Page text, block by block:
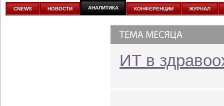
к аналитике
участвовать
CNEWS НОВОСТИ АНАЛИТИКА КОНФЕРЕНЦИИ ЖУРНАЛ
ИТ в